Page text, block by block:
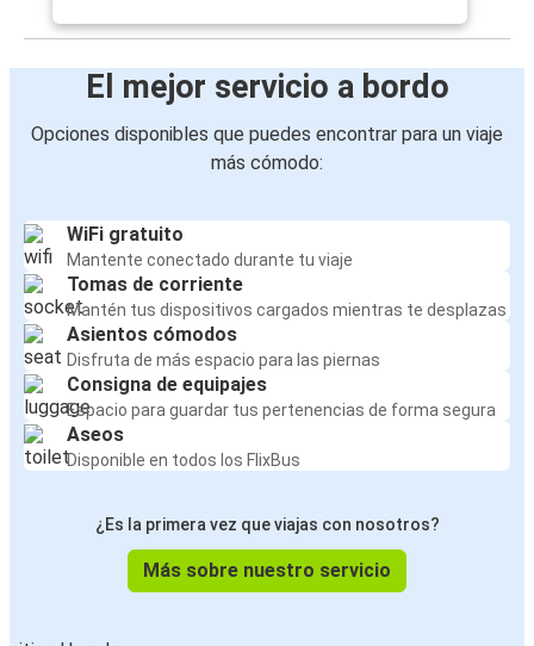
El mejor servicio a bordo
Opciones disponibles que puedes encontrar para un viaje
más cómodo:
WiFi gratuito
Mantente conectado durante tu viaje
Tomas de corriente
Mantén tus dispositivos cargados mientras te desplazas
Asientos cómodos
Disfruta de más espacio para las piernas
Consigna de equipajes
Espacio para guardar tus pertenencias de forma segura
Aseos
Disponible en todos los FlixBus
¿Es la primera vez que viajas con nosotros?
Más sobre nuestro servicio